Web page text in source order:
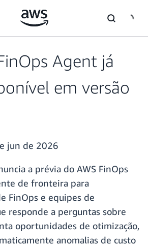
Agent já
em versão
jun de 2026
a prévia do AWS FinOps
de fronteira para
FinOps e equipes de
responde a perguntas sobre
oportunidades de otimização,
anomalias de custo